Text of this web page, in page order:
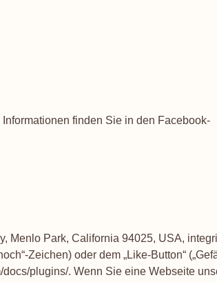
finden Sie in den Facebook-
Menlo Park, California 94025, USA,
Zeichen) oder dem „Like-Button“
docs/plugins/. Wenn Sie eine Webseite